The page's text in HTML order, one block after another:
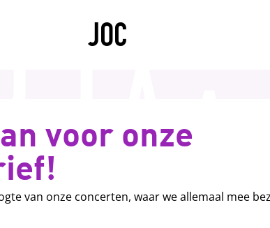
JOC
voor onze
van onze concerten, waar we allemaal mee